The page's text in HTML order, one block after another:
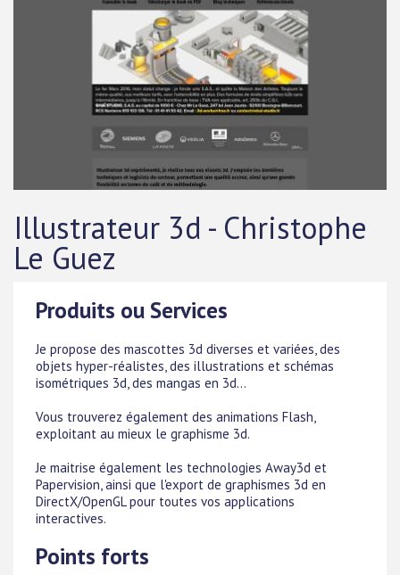
Illustrateur 3d - Christophe
Le Guez
Produits ou Services
Je propose des mascottes 3d diverses et variées, des
objets hyper-réalistes, des illustrations et schémas
isométriques 3d, des mangas en 3d...
Vous trouverez également des animations Flash,
exploitant au mieux le graphisme 3d.
Je maitrise également les technologies Away3d et
Papervision, ainsi que l'export de graphismes 3d en
DirectX/OpenGL pour toutes vos applications
interactives.
Points forts